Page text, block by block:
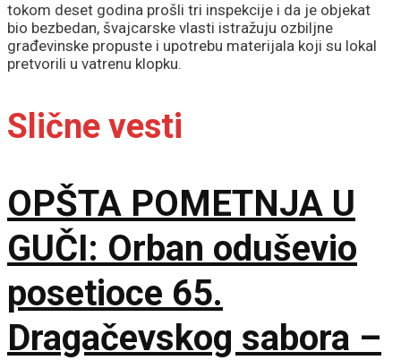
tokom deset godina prošli tri inspekcije i da je objekat
bio bezbedan, švajcarske vlasti istražuju ozbiljne
građevinske propuste i upotrebu materijala koji su lokal
pretvorili u vatrenu klopku.
Slične vesti
OPŠTA POMETNJA U
GUČI: Orban oduševio
posetioce 65.
Dragačevskog sabora –